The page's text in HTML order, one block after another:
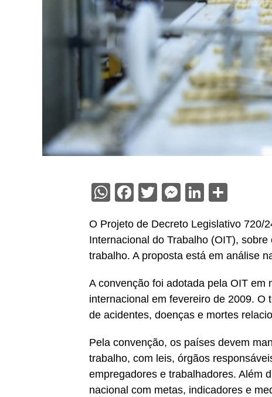
WhatsApp
Facebook
Twitter
Messenger
LinkedIn
O Projeto de Decreto Legislativo 720/
Internacional do Trabalho (OIT),
trabalho. A proposta está em análise
A convenção foi adotada pela OIT em
internacional em fevereiro de 2009.
de acidentes, doenças e mortes
Pela convenção, os países devem
trabalho, com leis, órgãos
empregadores e trabalhadores. Além
nacional com metas, indicadores e